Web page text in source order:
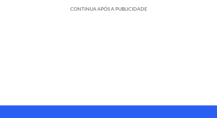
CONTINUA APÓS A PUBLICIDADE